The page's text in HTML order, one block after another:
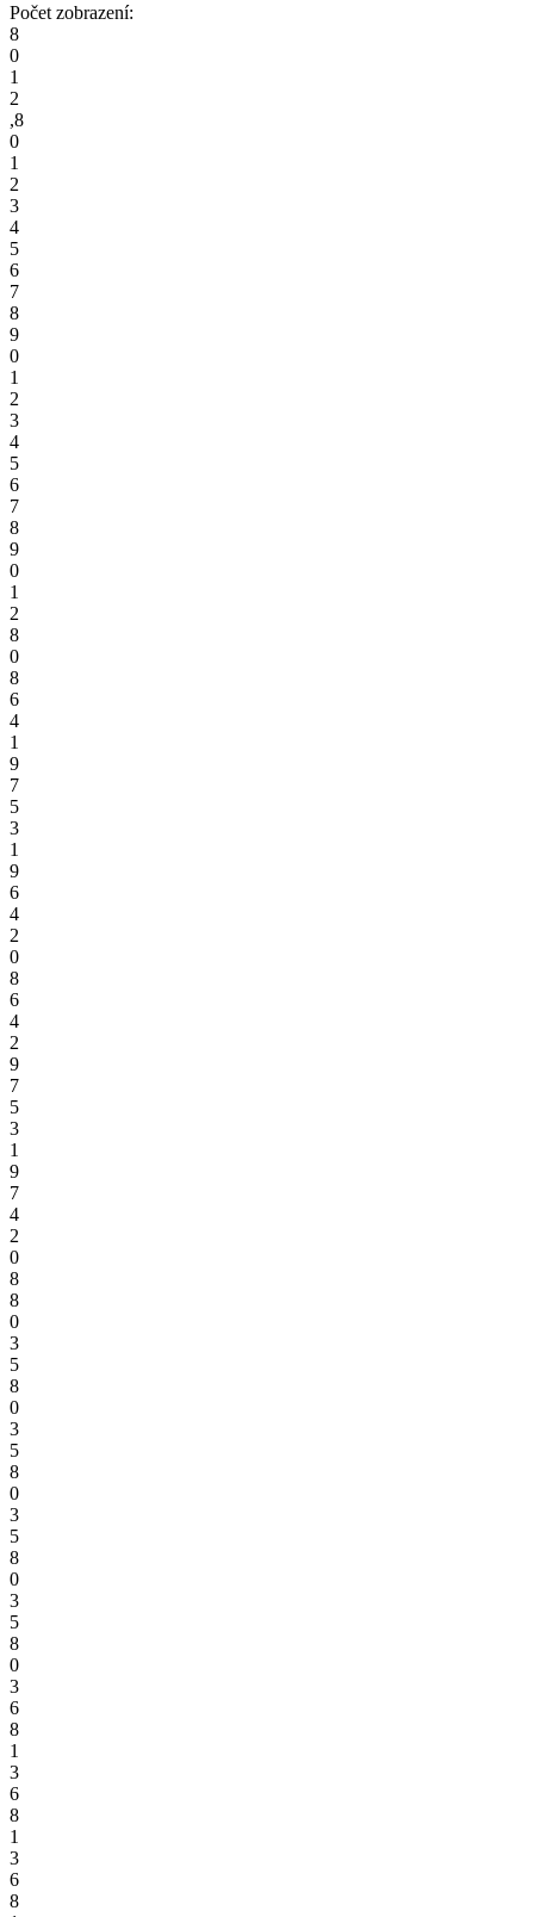
Počet zobrazení:
8
0
1
2
,8
0
1
2
3
4
5
6
7
8
9
0
1
2
3
4
5
6
7
8
9
0
1
2
8
0
8
6
4
1
9
7
5
3
1
9
6
4
2
0
8
6
4
2
9
7
5
3
1
9
7
4
2
0
8
8
0
3
5
8
0
3
5
8
0
3
5
8
0
3
5
8
0
3
6
8
1
3
6
8
1
3
6
8